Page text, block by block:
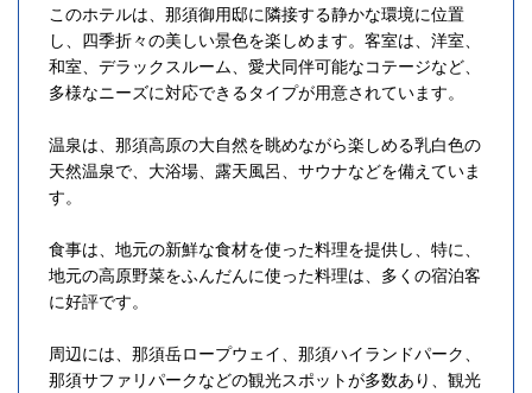
このホテルは、那須御用邸に隣接する静かな環境に位置
し、四季折々の美しい景色を楽しめます。客室は、洋室、
和室、デラックスルーム、愛犬同伴可能なコテージなど、
多様なニーズに対応できるタイプが用意されています。
温泉は、那須高原の大自然を眺めながら楽しめる乳白色の
天然温泉で、大浴場、露天風呂、サウナなどを備えていま
す。
食事は、地元の新鮮な食材を使った料理を提供し、特に、
地元の高原野菜をふんだんに使った料理は、多くの宿泊客
に好評です。
周辺には、那須岳ロープウェイ、那須ハイランドパーク、
那須サファリパークなどの観光スポットが多数あり、観光